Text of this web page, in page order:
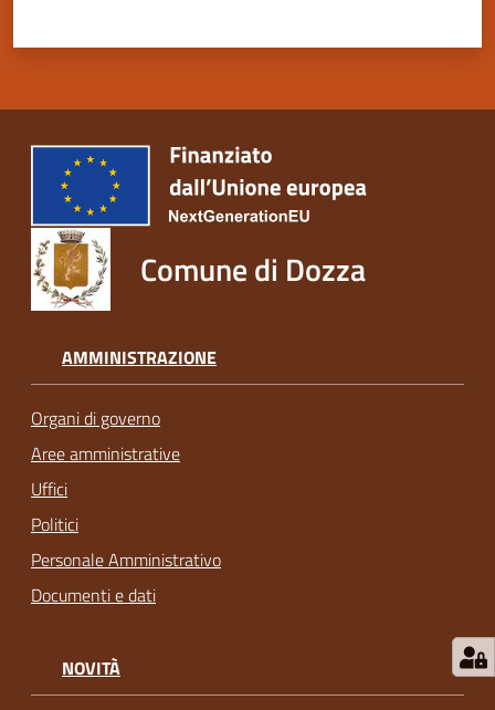
su
Comune di Dozza
AMMINISTRAZIONE
Organi di governo
Aree amministrative
Uffici
Politici
Personale Amministrativo
Documenti e dati
NOVITÀ